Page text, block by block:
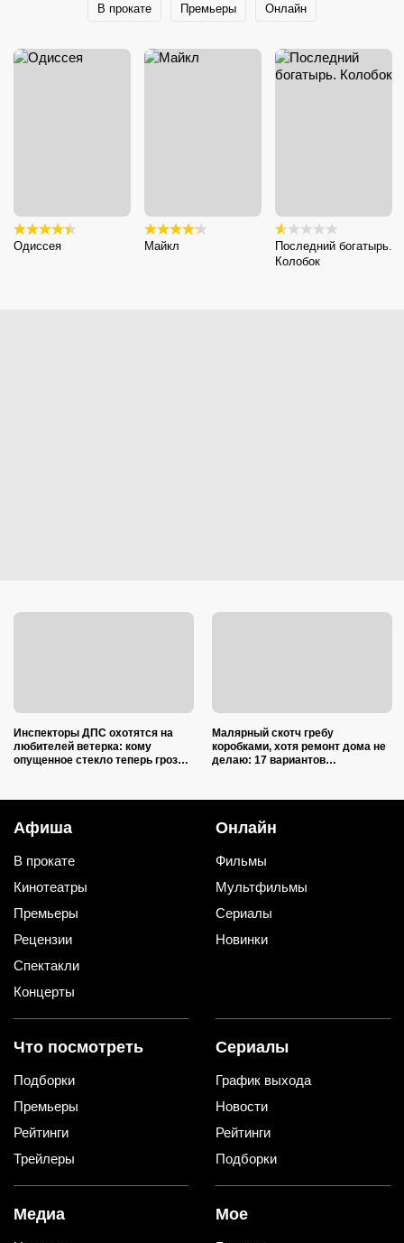
В прокате Премьеры Онлайн
Одиссея Майкл
Последний богатырь.
Колобок
Инспекторы ДПС охотятся на
любителей ветерка: кому
опущенное стекло теперь грозит
Малярный скотч гребу
коробками, хотя ремонт дома не
делаю: 17 вариантов
Афиша
В прокате
Кинотеатры
Премьеры
Рецензии
Спектакли
Концерты
Онлайн
Фильмы
Мультфильмы
Сериалы
Новинки
Что посмотреть
Подборки
Премьеры
Рейтинги
Трейлеры
Сериалы
График выхода
Новости
Рейтинги
Подборки
Медиа Мое